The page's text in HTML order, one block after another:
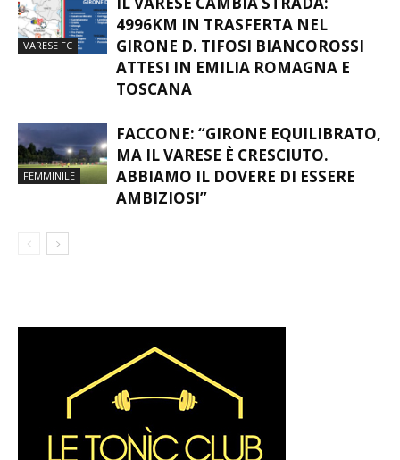
VARESE FC
4996KM IN TRASFERTA NEL
GIRONE D. TIFOSI BIANCOROSSI
ATTESI IN EMILIA ROMAGNA E
TOSCANA
FEMMINILE
FACCONE: “GIRONE EQUILIBRATO,
MA IL VARESE È CRESCIUTO.
ABBIAMO IL DOVERE DI ESSERE
AMBIZIOSI”